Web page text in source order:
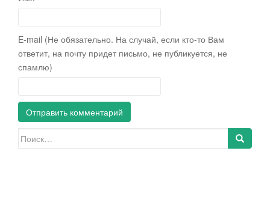
E-mail (Не обязательно. На случай, если кто-то Вам
ответит, на почту придет письмо, не публикуется, не
спамлю)
Искать: